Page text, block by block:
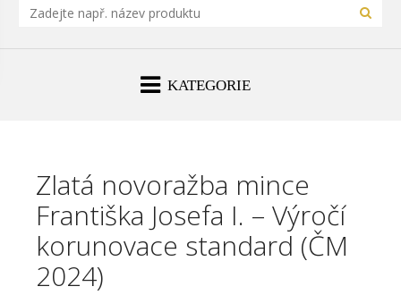
KATEGORIE
Zlatá novoražba mince
Františka Josefa I. – Výročí
korunovace standard (ČM
2024)